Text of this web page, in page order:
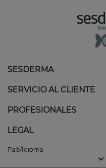
SESDERMA
SERVICIO AL CLIENTE
PROFESIONALES
LEGAL
País/Idioma